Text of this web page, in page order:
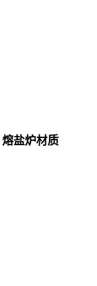
熔盐炉材质